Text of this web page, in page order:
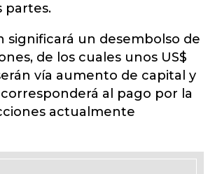
partes.
significará un desembolso de
de los cuales unos US$
vía aumento de capital y
al pago por la
actualmente